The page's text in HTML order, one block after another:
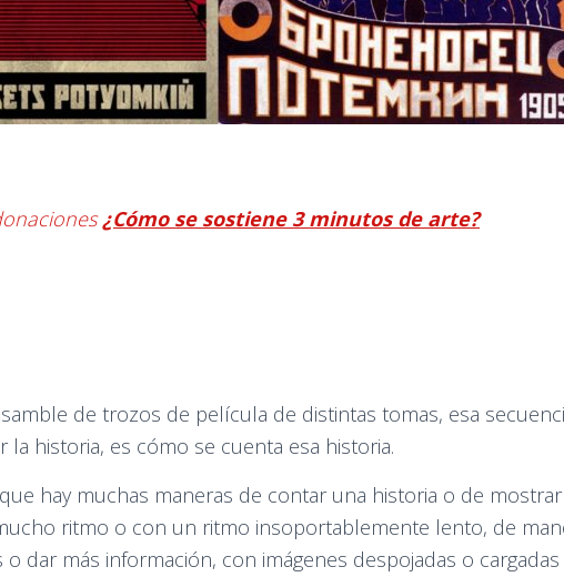
¿Cómo se sostiene 3 minutos de arte?
de trozos de película de distintas tomas, esa
historia, es cómo se cuenta esa historia.
hay muchas maneras de contar una historia o de
ritmo o con un ritmo insoportablemente lento, de
dar más información, con imágenes despojadas o cargadas